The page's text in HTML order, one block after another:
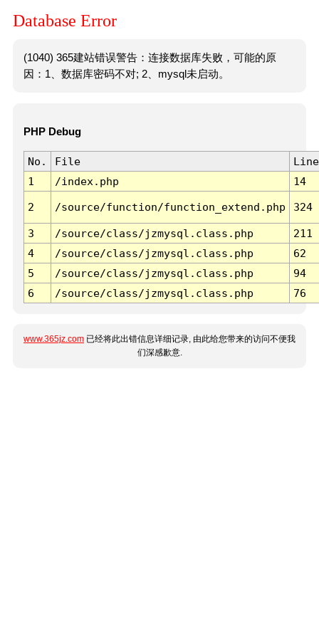
Database Error
(1040) 365建站错误警告：连接数据库失败，可能的原
因：1、数据库密码不对; 2、mysql未启动。
PHP Debug
No. File
Line
1
/index.php 14
2 /source/function/function_extend.php 324
3 /source/class/jzmysql.class.php
211
4
/source/class/jzmysql.class.php
62
5
/source/class/jzmysql.class.php
94
6
/source/class/jzmysql.class.php 76
www.365jz.com 已经将此出错信息详细记录, 由此给您带来的访问不便我
们深感歉意.